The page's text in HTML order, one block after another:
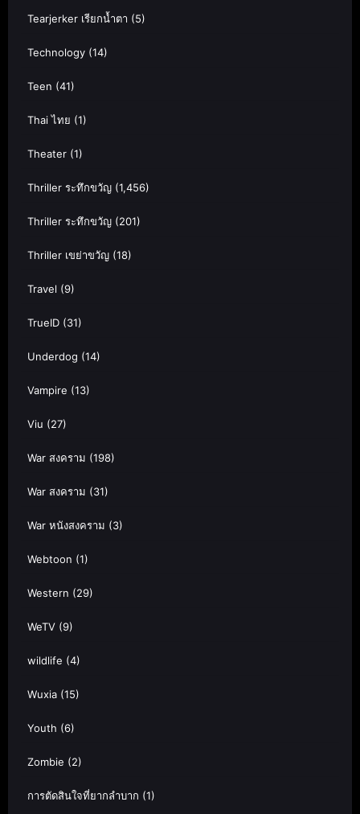
Tearjerker เรียกน้ำตา (5)
Technology (14)
Teen (41)
Thai ไทย (1)
Theater (1)
Thriller ระทึกขวัญ (1,456)
Thriller ระทึกขวัญ (201)
Thriller เขย่าขวัญ (18)
Travel (9)
TrueID (31)
Underdog (14)
Vampire (13)
Viu (27)
War สงคราม (198)
War สงคราม (31)
War หนังสงคราม (3)
Webtoon (1)
Western (29)
WeTV (9)
wildlife (4)
Wuxia (15)
Youth (6)
Zombie (2)
การตัดสินใจที่ยากลำบาก (1)